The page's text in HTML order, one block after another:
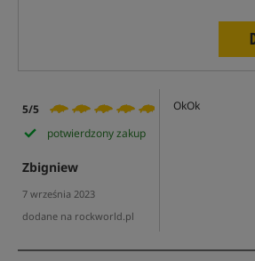
5/5
potwierdzony zakup
Zbigniew
7 września 2023
dodane na rockworld.pl
OkOk